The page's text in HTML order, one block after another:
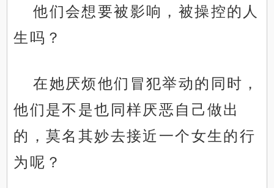
他们会想要被影响，被操控的人
生吗？
在她厌烦他们冒犯举动的同时，
他们是不是也同样厌恶自己做出
的，莫名其妙去接近一个女生的行
为呢？